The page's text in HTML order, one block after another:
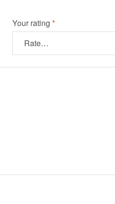
Your rating *